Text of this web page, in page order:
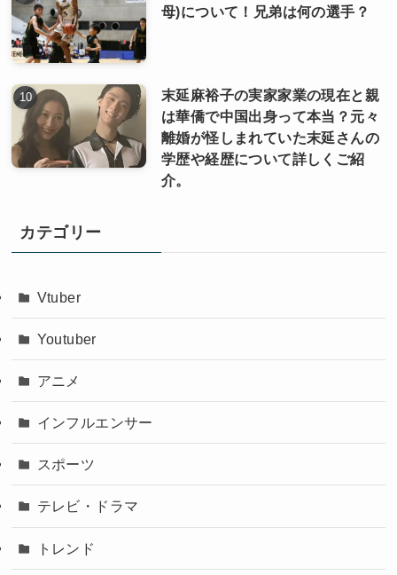
母)について！兄弟は何の選手？
末延麻裕子の実家家業の現在と親
は華僑で中国出身って本当？元々
離婚が怪しまれていた末延さんの
学歴や経歴について詳しくご紹
介。
カテゴリー
Vtuber
Youtuber
アニメ
インフルエンサー
スポーツ
テレビ・ドラマ
トレンド